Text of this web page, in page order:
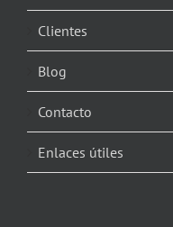
Clientes
Blog
Contacto
Enlaces útiles